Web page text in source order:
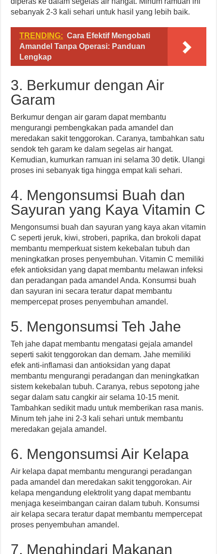
sebanyak 2-3 kali sehari untuk hasil yang lebih baik.
TRENDING: Cara Efektif Mengobati
Amandel Tanpa Operasi: Panduan
Lengkap
3. Berkumur dengan Air
Garam
Berkumur dengan air garam dapat membantu
mengurangi pembengkakan pada amandel dan
meredakan sakit tenggorokan. Caranya, tambahkan satu
sendok teh garam ke dalam segelas air hangat.
Kemudian, kumurkan ramuan ini selama 30 detik. Ulangi
proses ini sebanyak tiga hingga empat kali sehari.
4. Mengonsumsi Buah dan
Sayuran yang Kaya Vitamin C
Mengonsumsi buah dan sayuran yang kaya akan vitamin
C seperti jeruk, kiwi, stroberi, paprika, dan brokoli dapat
membantu memperkuat sistem kekebalan tubuh dan
meningkatkan proses penyembuhan. Vitamin C memiliki
efek antioksidan yang dapat membantu melawan infeksi
dan peradangan pada amandel Anda. Konsumsi buah
dan sayuran ini secara teratur dapat membantu
mempercepat proses penyembuhan amandel.
5. Mengonsumsi Teh Jahe
Teh jahe dapat membantu mengatasi gejala amandel
seperti sakit tenggorokan dan demam. Jahe memiliki
efek anti-inflamasi dan antioksidan yang dapat
membantu mengurangi peradangan dan meningkatkan
sistem kekebalan tubuh. Caranya, rebus sepotong jahe
segar dalam satu cangkir air selama 10-15 menit.
Tambahkan sedikit madu untuk memberikan rasa manis.
Minum teh jahe ini 2-3 kali sehari untuk membantu
meredakan gejala amandel.
6. Mengonsumsi Air Kelapa
Air kelapa dapat membantu mengurangi peradangan
pada amandel dan meredakan sakit tenggorokan. Air
kelapa mengandung elektrolit yang dapat membantu
menjaga keseimbangan cairan dalam tubuh. Konsumsi
air kelapa secara teratur dapat membantu mempercepat
proses penyembuhan amandel.
7. Menghindari Makanan